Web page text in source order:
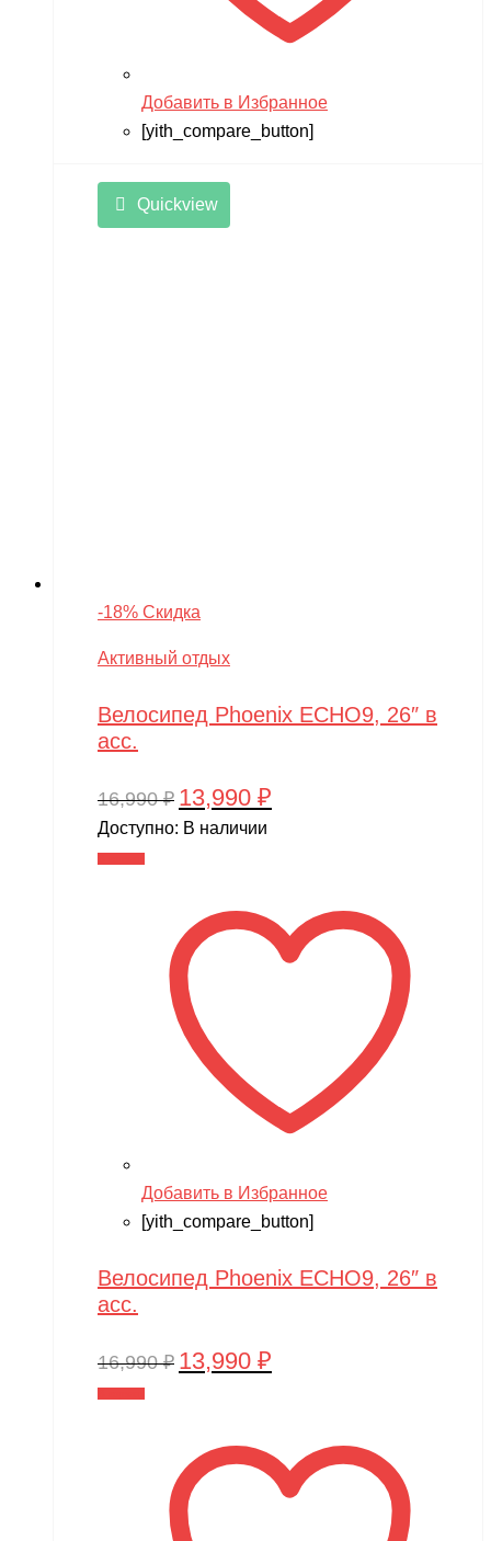
Добавить в Избранное
[yith_compare_button]
Quickview
-18% Скидка
Активный отдых
Велосипед Phoenix ECHO9, 26″ в
асс.
16,990₽ Первоначальная
цена
13,990 ₽
Доступно: В наличии
Добавить в Избранное
[yith_compare_button]
Велосипед Phoenix ECHO9, 26″ в
асс.
16,990₽ Первоначальная
16,990 ₽.
13,990 ₽